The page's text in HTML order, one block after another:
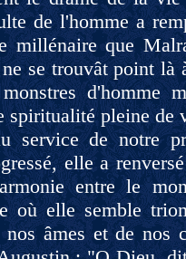
de l'homme a
millénaire que
se trouvât point là
d'homme
spiritualité pleine de
service de notre
elle a
entre le
où elle semble
âmes et de nos